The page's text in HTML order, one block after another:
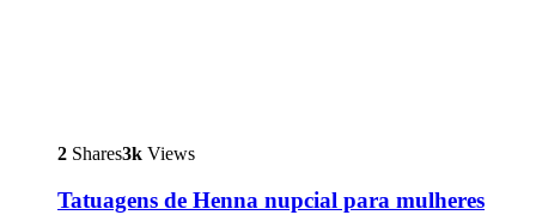
2 Shares3k Views
Tatuagens de Henna nupcial para mulheres